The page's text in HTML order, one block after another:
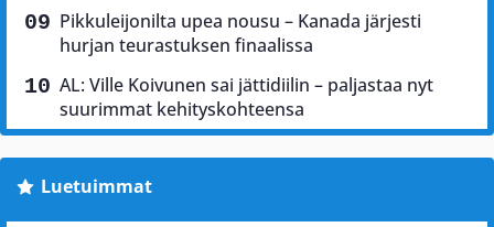
Pikkuleijonilta upea nousu – Kanada järjesti
hurjan teurastuksen finaalissa
AL: Ville Koivunen sai jättidiilin – paljastaa nyt
suurimmat kehityskohteensa
Luetuimmat